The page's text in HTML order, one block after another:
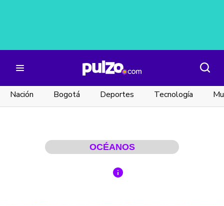
Nación Bogotá Deportes Tecnología
OCÉANOS